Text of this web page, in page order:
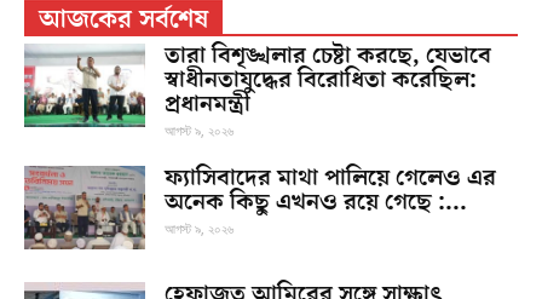
আজকের সর্বশেষ
তারা বিশৃঙ্খলার চেষ্টা করছে, যেভাবে
স্বাধীনতাযুদ্ধের বিরোধিতা করেছিল:
প্রধানমন্ত্রী
আগস্ট ৯, ২০২৬
ফ্যাসিবাদের মাথা পালিয়ে গেলেও এর
অনেক কিছু এখনও রয়ে গেছে :...
আগস্ট ৯, ২০২৬